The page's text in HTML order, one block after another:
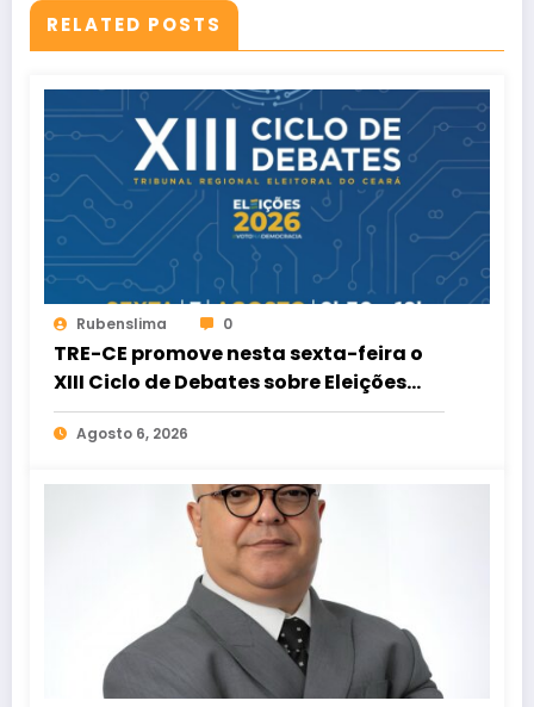
RELATED POSTS
Rubenslima 0
TRE-CE promove nesta sexta-feira o
XIII Ciclo de Debates sobre Eleições
2026
Agosto 6, 2026